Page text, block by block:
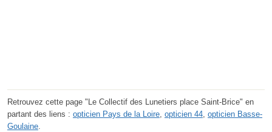
Retrouvez cette page "Le Collectif des Lunetiers place Saint-Brice" en
partant des liens : opticien Pays de la Loire, opticien 44, opticien Basse-
Goulaine.